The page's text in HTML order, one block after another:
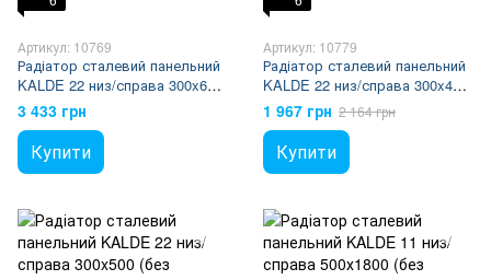
Артикул: 10769
Радіатор сталевий панельний
KALDE 22 низ/справа 300x600
(без OUTER)
3 433 грн
Купити
Артикул: 10779
Радіатор сталевий панельний
KALDE 22 низ/справа 300x400
(без OUTER)
1 967 грн 2 164 грн
Купити